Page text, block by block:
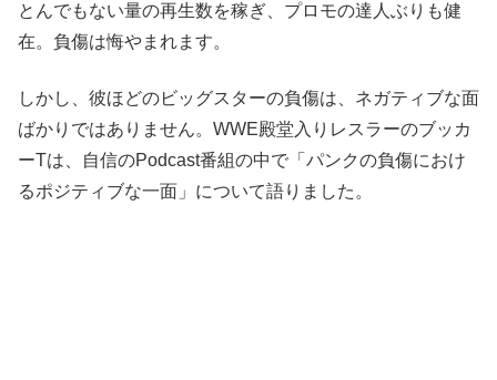
とんでもない量の再生数を稼ぎ、プロモの達人ぶりも健
在。負傷は悔やまれます。
しかし、彼ほどのビッグスターの負傷は、ネガティブな面
ばかりではありません。WWE殿堂入りレスラーのブッカ
ーTは、自信のPodcast番組の中で「パンクの負傷におけ
るポジティブな一面」について語りました。